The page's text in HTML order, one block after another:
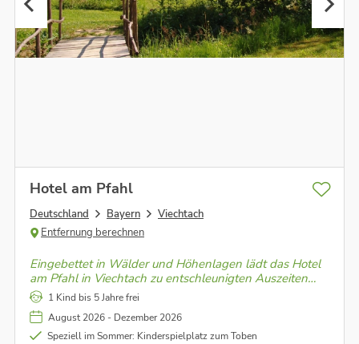
Hotel am Pfahl
Deutschland Bayern
Viechtach
Entfernung berechnen
Eingebettet in Wälder und Höhenlagen lädt das Hotel
am Pfahl in Viechtach zu entschleunigten Auszeiten
ein - Waldnähe, Weitblick und entspannte Tage
1 Kind bis 5 Jahre frei
August 2026 - Dezember 2026
Speziell im Sommer: Kinderspielplatz zum Toben